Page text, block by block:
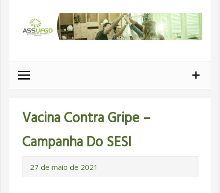
conteúdo
Vacina Contra Gripe –
Campanha Do SESI
27 de maio de 2021